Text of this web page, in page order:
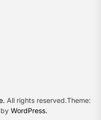
All rights reserved.Theme:
WordPress.